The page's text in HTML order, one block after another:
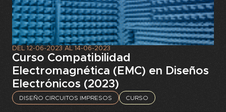
DEL 12-06-2023 AL 14-06-2023
Curso Compatibilidad
Electromagnética (EMC) en Diseños
Electrónicos (2023)
DISEÑO CIRCUITOS IMPRESOS CURSO